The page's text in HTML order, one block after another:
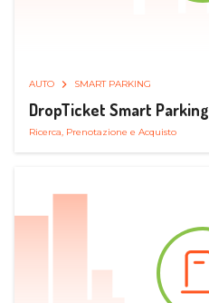
AUTO SMART PARKING
DropTicket Smart Parking
Ricerca, Prenotazione e Acquisto